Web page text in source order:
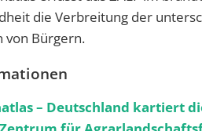
die Verbreitung der
von Bürgern.
– Deutschland kartiert